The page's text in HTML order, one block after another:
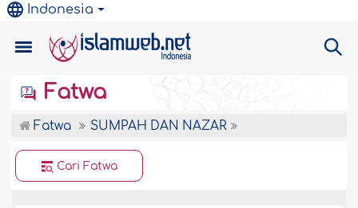
Indonesia
Fatwa
Fatwa SUMPAH DAN NAZAR
Cari Fatwa